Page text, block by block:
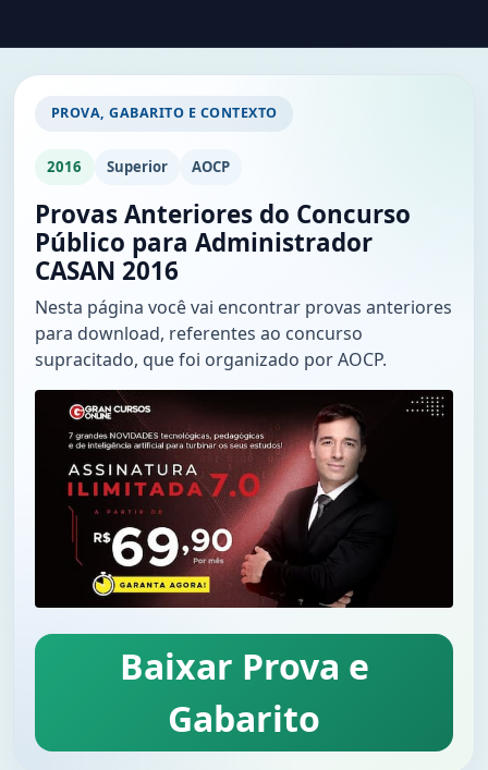
PROVA, GABARITO E CONTEXTO
2016 Superior AOCP
Provas Anteriores do Concurso
Público para Administrador
CASAN 2016
Nesta página você vai encontrar provas anteriores
para download, referentes ao concurso
supracitado, que foi organizado por AOCP.
Baixar Prova e
Gabarito